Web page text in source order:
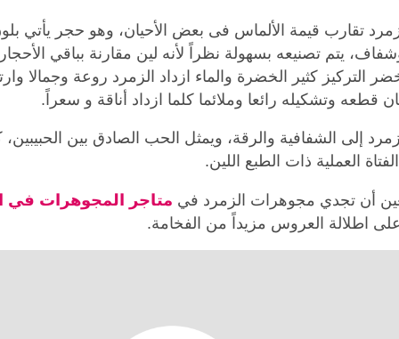
تقارب قيمة الألماس فى بعض الأحيان، وهو حجر يأتي
يتم تصنيعه بسهولة نظراً لأنه لين مقارنة بباقي
التركيز كثير الخضرة والماء ازداد الزمرد روعة وجمالا
قطعه وتشكيله رائعا وملائما كلما ازداد أناقة و سعراً.
إلى الشفافية والرقة، ويمثل الحب الصادق بين
العملية ذات الطبع اللين.
أن تجدي مجوهرات الزمرد في متاجر المجوهرات في
اطلالة العروس مزيداً من الفخامة.